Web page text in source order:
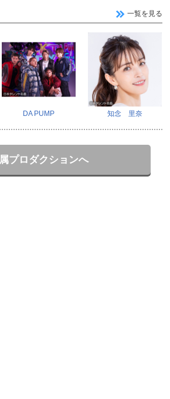
一覧を見る
DA PUMP 知念 里奈
プロダクションへ